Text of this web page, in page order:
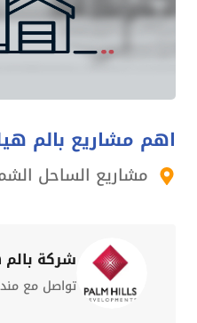
اهم مشاريع بالم
مشاريع الساحل
شركة بالم
تواصل مع